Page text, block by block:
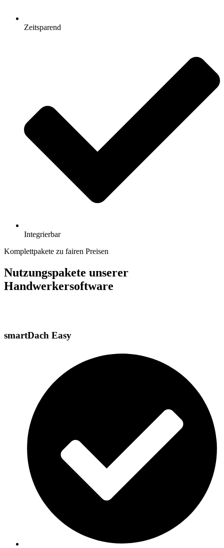
Zeitsparend
Integrierbar
Komplettpakete zu fairen Preisen
Nutzungspakete unserer
Handwerkersoftware
smartDach Easy